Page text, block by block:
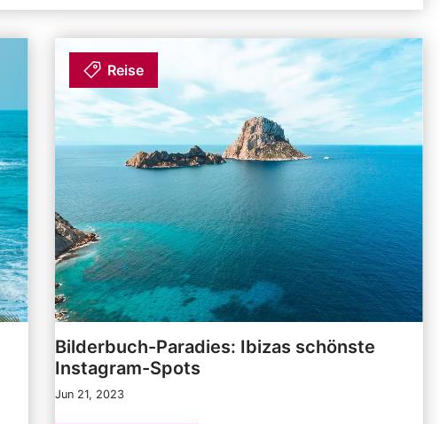
Reise
Bilderbuch-Paradies: Ibizas schönste
Instagram-Spots
Jun 21, 2023